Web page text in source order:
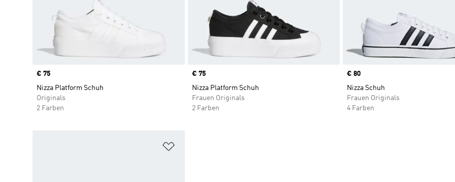
Price
€ 75
Nizza Platform Schuh
Originals
2 Farben
Price
€ 75
Nizza Platform Schuh
Frauen Originals
2 Farben
Price
€ 80
Nizza Schuh
Frauen Originals
4 Farben